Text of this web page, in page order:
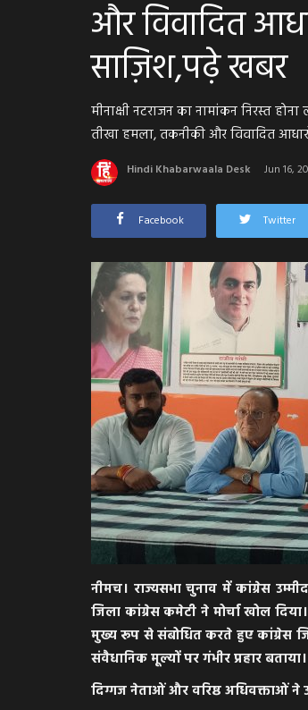
और विवादित
साज़िश,पढ़े खबर
मीनाक्षी नटराजन का नामांकन निरस्त
तीखा हमला, तकनीकी और विवादित
Hindi Khabarwaala Desk Jun 16,
Facebook Twitter
नीमच। राज्यसभा चुनाव में कांग्रेस
जिला कांग्रेस कमेटी ने मोर्चा खोल
मुख्य रूप से संबोधित करते हुए कांग्रेस
संवैधानिक मूल्यों पर गंभीर प्रहार बताया।
​दिग्गज नेताओं और वरिष्ठ अधिवक्ताओं ने